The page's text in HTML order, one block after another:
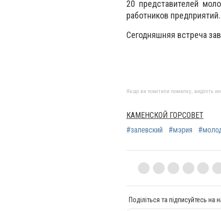
20 представителей
работников предприятий.
Сегодняшняя встреча
Якщо ви помітили помилку, виділіть
КАМЕНСКОЙ ГОРСОВЕТ
#залевский
#мэрия
Поділіться та підписуйтесь на